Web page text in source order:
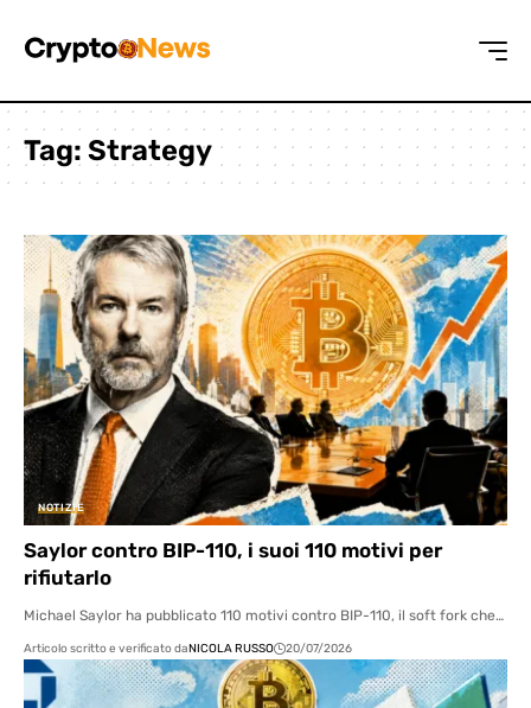
Tag: Strategy
NOTIZIE
Saylor contro BIP-110, i suoi 110 motivi per
rifiutarlo
Michael Saylor ha pubblicato 110 motivi contro BIP-110, il soft fork che…
Articolo scritto e verificato daNICOLA RUSSO 20/07/2026